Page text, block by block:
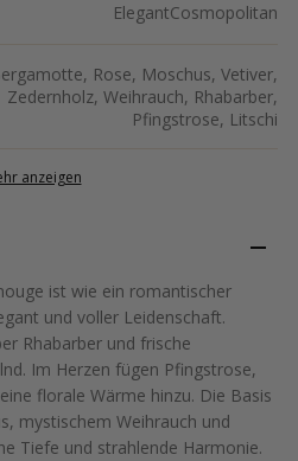
ElegantCosmopolitan
Rose, Moschus, Vetiver,
Zedernholz, Weihrauch, Rhabarber,
Pfingstrose, Litschi
anzeigen
ist wie ein romantischer
und voller Leidenschaft.
Rhabarber und frische
Im Herzen fügen Pfingstrose,
florale Wärme hinzu. Die Basis
mystischem Weihrauch und
Tiefe und strahlende Harmonie.